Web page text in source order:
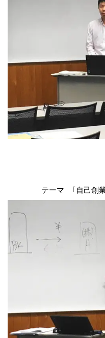
テーマ ｢自己創